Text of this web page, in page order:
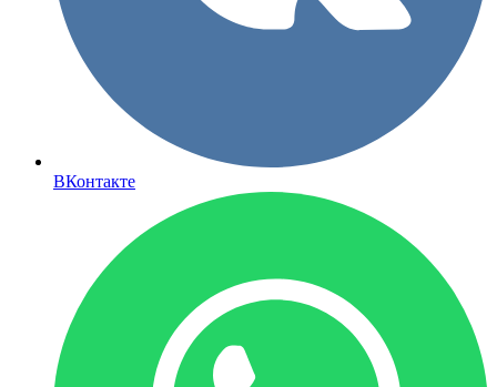
ВКонтакте